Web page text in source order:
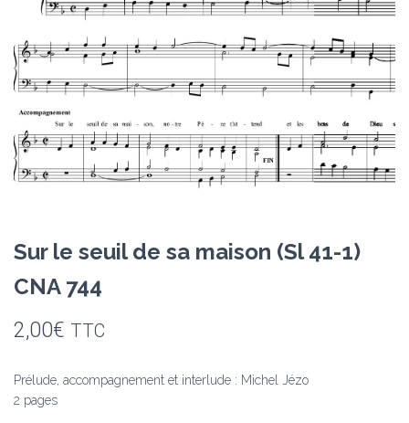
Sur le seuil de sa maison (Sl 41-1)
CNA 744
2,00€ TTC
Prélude, accompagnement et interlude : Michel Jézo
2 pages